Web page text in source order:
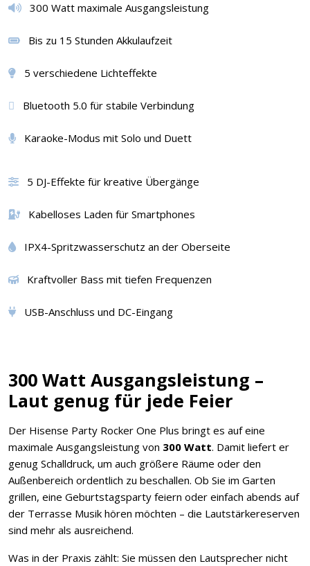
300 Watt maximale Ausgangsleistung
Bis zu 15 Stunden Akkulaufzeit
5 verschiedene Lichteffekte
Bluetooth 5.0 für stabile Verbindung
Karaoke-Modus mit Solo und Duett
5 DJ-Effekte für kreative Übergänge
Kabelloses Laden für Smartphones
IPX4-Spritzwasserschutz an der Oberseite
Kraftvoller Bass mit tiefen Frequenzen
USB-Anschluss und DC-Eingang
300 Watt Ausgangsleistung –
Laut genug für jede Feier
Der Hisense Party Rocker One Plus bringt es auf eine
maximale Ausgangsleistung von 300 Watt. Damit liefert er
genug Schalldruck, um auch größere Räume oder den
Außenbereich ordentlich zu beschallen. Ob Sie im Garten
grillen, eine Geburtstagsparty feiern oder einfach abends auf
der Terrasse Musik hören möchten – die Lautstärkereserven
sind mehr als ausreichend.
Was in der Praxis zählt: Sie müssen den Lautsprecher nicht